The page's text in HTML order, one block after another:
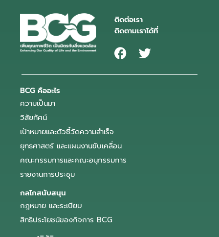
ติดต่อเรา
ติดตามเราได้ที่
BCG คืออะไร
ความเป็นมา
วิสัยทัศน์
เป้าหมายและตัวชี้วัดความสำเร็จ
ยุทธศาสตร์ และแผนงานขับเคลื่อน
คณะกรรมการและคณะอนุกรรมการ
รายงานการประชุม
กลไกสนับสนุน
กฎหมาย และระเบียบ
สิทธิประโยชน์ของกิจการ BCG